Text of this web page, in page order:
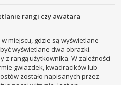
rangi czy awatara
miejscu, gdzie są wyświetlane
wyświetlane dwa obrazki.
rangą użytkownika. W zależności
gwiazdek, kwadracików lub
zostało napisanych przez